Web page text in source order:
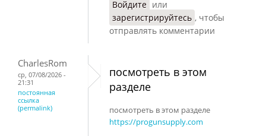
Войдите или
зарегистрируйтесь , чтобы
отправлять комментарии
CharlesRom
ср, 07/08/2026 -
21:31
постоянная
ссылка
(permalink)
посмотреть в этом
разделе
посмотреть в этом разделе
https://progunsupply.com